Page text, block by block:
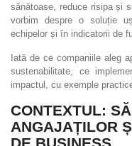
sănătoase, reduce risipa și
vorbim despre o soluție
echipelor și în indicatorii de
Iată de ce companiile aleg
sustenabilitate, ce
impactul, cu exemple
CONTEXTUL:
ANGAJAȚILOR